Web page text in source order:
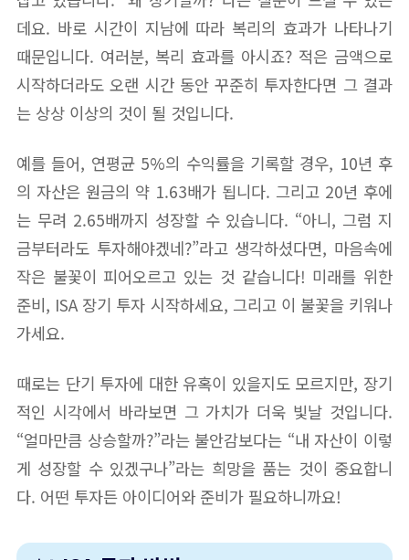
데요. 바로 시간이 지남에 따라 복리의 효과가 나타나기
때문입니다. 여러분, 복리 효과를 아시죠? 적은 금액으로
시작하더라도 오랜 시간 동안 꾸준히 투자한다면 그 결과
는 상상 이상의 것이 될 것입니다.
예를 들어, 연평균 5%의 수익률을 기록할 경우, 10년 후
의 자산은 원금의 약 1.63배가 됩니다. 그리고 20년 후에
는 무려 2.65배까지 성장할 수 있습니다. “아니, 그럼 지
금부터라도 투자해야겠네?”라고 생각하셨다면, 마음속에
작은 불꽃이 피어오르고 있는 것 같습니다! 미래를 위한
준비, ISA 장기 투자 시작하세요, 그리고 이 불꽃을 키워나
가세요.
때로는 단기 투자에 대한 유혹이 있을지도 모르지만, 장기
적인 시각에서 바라보면 그 가치가 더욱 빛날 것입니다.
“얼마만큼 상승할까?”라는 불안감보다는 “내 자산이 이렇
게 성장할 수 있겠구나”라는 희망을 품는 것이 중요합니
다. 어떤 투자든 아이디어와 준비가 필요하니까요!